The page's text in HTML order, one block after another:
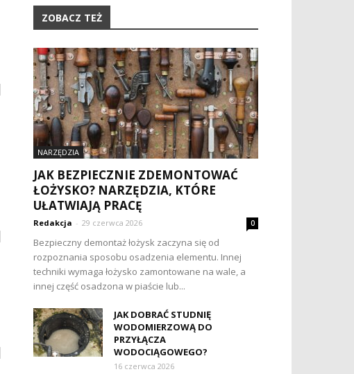
ZOBACZ TEŻ
NARZĘDZIA
JAK BEZPIECZNIE ZDEMONTOWAĆ
ŁOŻYSKO? NARZĘDZIA, KTÓRE
UŁATWIAJĄ PRACĘ
Redakcja - 29 czerwca 2026 0
Bezpieczny demontaż łożysk zaczyna się od
rozpoznania sposobu osadzenia elementu. Innej
techniki wymaga łożysko zamontowane na wale, a
innej część osadzona w piaście lub...
JAK DOBRAĆ STUDNIĘ
WODOMIERZOWĄ DO
PRZYŁĄCZA
WODOCIĄGOWEGO?
16 czerwca 2026